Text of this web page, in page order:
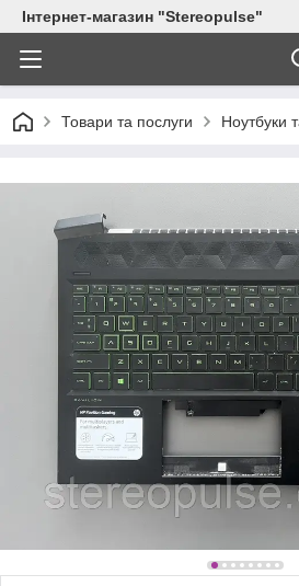
Інтернет-магазин "Stereopulse"
Товари та послуги Ноутбуки